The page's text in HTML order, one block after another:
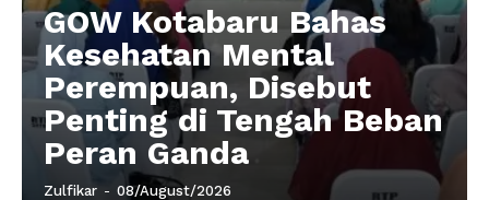
GOW Kotabaru Bahas
Kesehatan Mental
Perempuan, Disebut
Penting di Tengah Beban
Peran Ganda
Zulfikar - 08/August/2026